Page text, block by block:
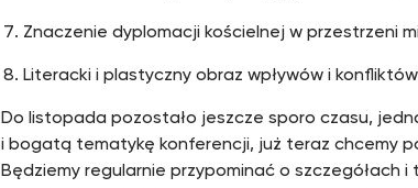
Znaczenie dyplomacji kościelnej w przestrzeni
Literacki i plastyczny obraz wpływów i
Do listopada pozostało jeszcze sporo czasu,
i bogatą tematykę konferencji, już teraz chcemy
Będziemy regularnie przypominać o szczegółach